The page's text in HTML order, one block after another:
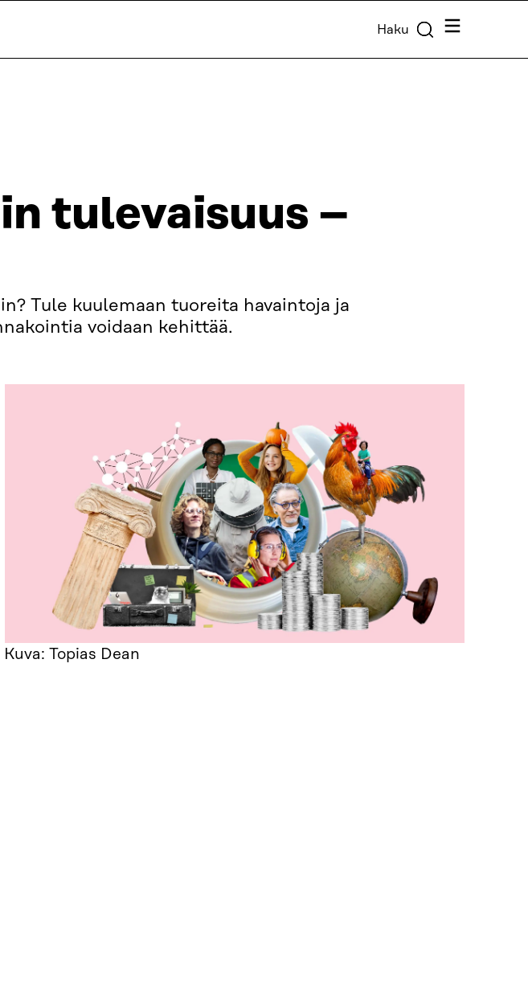
Haku Valikko
tulevaisuus –
Tule kuulemaan tuoreita havaintoja ja
voidaan kehittää.
Kuva: Topias Dean